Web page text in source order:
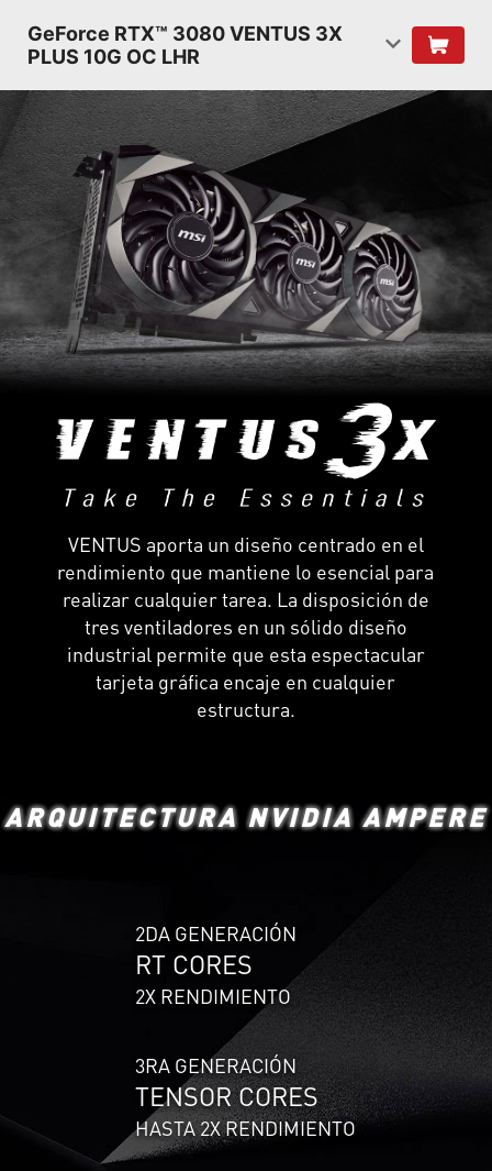
GeForce RTX™ 3080 VENTUS 3X
PLUS 10G OC LHR
VENTUS aporta un diseño centrado en el
rendimiento que mantiene lo esencial para
realizar cualquier tarea. La disposición de
tres ventiladores en un sólido diseño
industrial permite que esta espectacular
tarjeta gráfica encaje en cualquier
estructura.
ARQUITECTURA NVIDIA AMPERE
2DA GENERACIÓN
RT CORES
2X RENDIMIENTO
3RA GENERACIÓN
TENSOR CORES
HASTA 2X RENDIMIENTO